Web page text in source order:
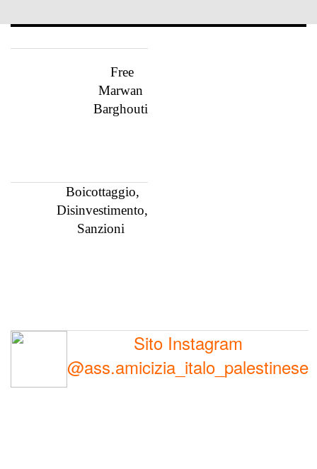
Free
Marwan
Barghouti
Boicottaggio,
Disinvestimento,
Sanzioni
Sito Instagram
@ass.amicizia_italo_palestinese